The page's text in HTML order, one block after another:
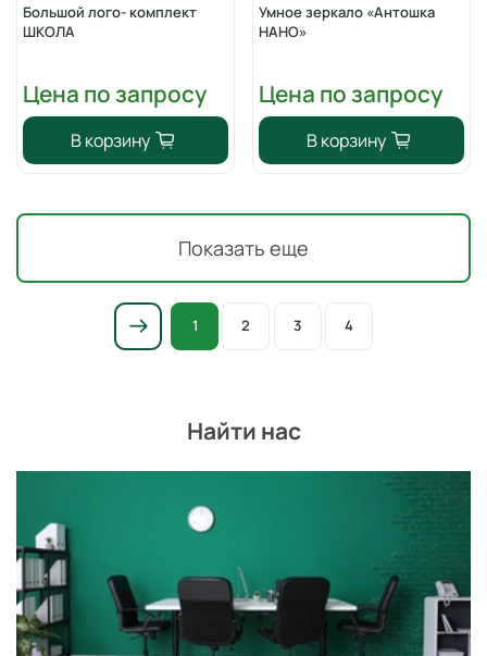
Большой лого- комплект
ШКОЛА
Цена по запросу
В корзину
Умное зеркало «Антошка
НАНО»
Цена по запросу
В корзину
Показать еще
1 2 3 4
Найти нас